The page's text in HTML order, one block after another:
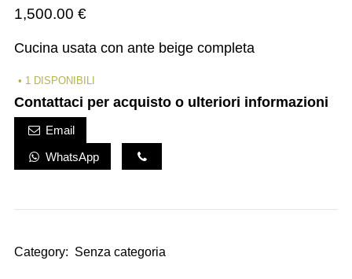
1,500.00 €
Cucina usata con ante beige completa
1 DISPONIBILI
Contattaci per acquisto o ulteriori informazioni
Email
WhatsApp
Category: Senza categoria